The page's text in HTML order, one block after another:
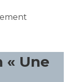
« Une